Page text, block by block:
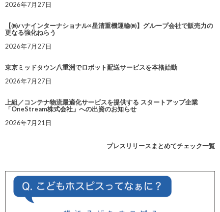
2026年7月27日
【㈱ハナインターナショナル×星清重機運輸㈱】グループ会社で販売力の
更なる強化ねらう
2026年7月27日
東京ミッドタウン八重洲でロボット配送サービスを本格始動
2026年7月27日
上組／コンテナ物流最適化サービスを提供する スタートアップ企業
「OneStream株式会社」への出資のお知らせ
2026年7月21日
プレスリリースまとめてチェック一覧